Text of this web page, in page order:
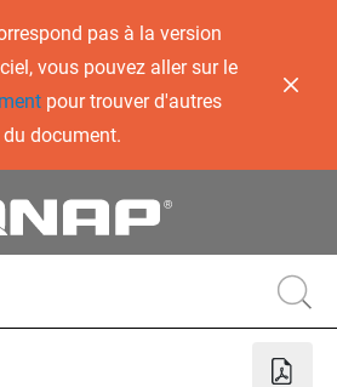
pas à la version
vous pouvez aller sur le
pour trouver d'autres
document.